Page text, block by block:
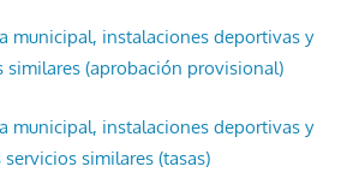
municipal, instalaciones deportivas y
similares (aprobación provisional)
municipal, instalaciones deportivas y
similares (tasas)